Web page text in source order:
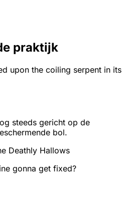
praktijk
upon the coiling serpent in its
steeds gericht op de
bol.
Deathly Hallows
gonna get fixed?